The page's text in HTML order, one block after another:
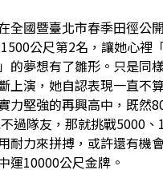
全國暨臺北市春季田徑公
公尺第2名，讓她心裡
的夢想有了雛形。只是同
上演，她自認表現一直不
力堅強的再興高中，既然
過隊友，那就挑戰5000、
耐力來拼搏，或許還有機
運10000公尺金牌。